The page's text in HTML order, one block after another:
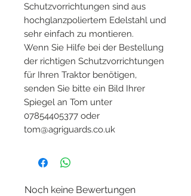
Schutzvorrichtungen sind aus
hochglanzpoliertem Edelstahl und
sehr einfach zu montieren.
Wenn Sie Hilfe bei der Bestellung
der richtigen Schutzvorrichtungen
für Ihren Traktor benötigen,
senden Sie bitte ein Bild Ihrer
Spiegel an Tom unter
07854405377 oder
tom@agriguards.co.uk
Noch keine Bewertungen